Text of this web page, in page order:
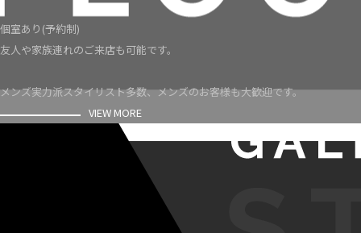
個室あり(予約制)
友人や家族連れのご来店も可能です。
メンズ実力派スタイリスト多数、メンズのお客様も大歓迎です。
VIEW MORE